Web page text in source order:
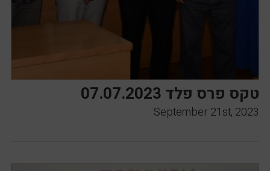
טקס פרס פלד 07.07.2023
September 21st, 2023